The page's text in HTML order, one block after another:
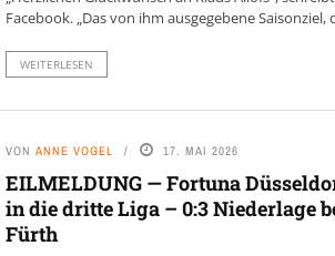
Facebook. „Das von ihm ausgegebene Saisonziel,
WEITERLESEN
VON ANNE VOGEL 17. MAI 2026
EILMELDUNG — Fortuna
in die dritte Liga – 0:3 Niederlage
Fürth